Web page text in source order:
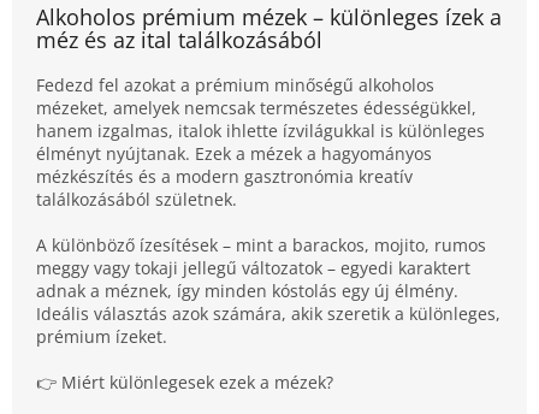
Alkoholos prémium mézek – különleges ízek a
méz és az ital találkozásából
Fedezd fel azokat a prémium minőségű alkoholos
mézeket, amelyek nemcsak természetes édességükkel,
hanem izgalmas, italok ihlette ízvilágukkal is különleges
élményt nyújtanak. Ezek a mézek a hagyományos
mézkészítés és a modern gasztronómia kreatív
találkozásából születnek.
A különböző ízesítések – mint a barackos, mojito, rumos
meggy vagy tokaji jellegű változatok – egyedi karaktert
adnak a méznek, így minden kóstolás egy új élmény.
Ideális választás azok számára, akik szeretik a különleges,
prémium ízeket.
👉 Miért különlegesek ezek a mézek?